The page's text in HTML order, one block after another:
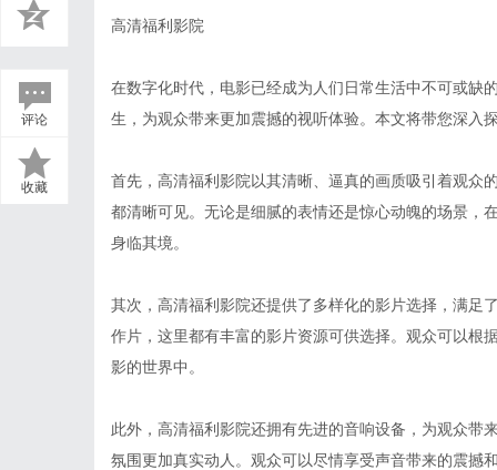
评论
收藏
高清福利影院
在数字化时代，电影已经成为人们日常生活中不可或缺
生，为观众带来更加震撼的视听体验。本文将带您深入
首先，高清福利影院以其清晰、逼真的画质吸引着观众
都清晰可见。无论是细腻的表情还是惊心动魄的场景，
身临其境。
其次，高清福利影院还提供了多样化的影片选择，满足
作片，这里都有丰富的影片资源可供选择。观众可以根
影的世界中。
此外，高清福利影院还拥有先进的音响设备，为观众带
氛围更加真实动人。观众可以尽情享受声音带来的震撼